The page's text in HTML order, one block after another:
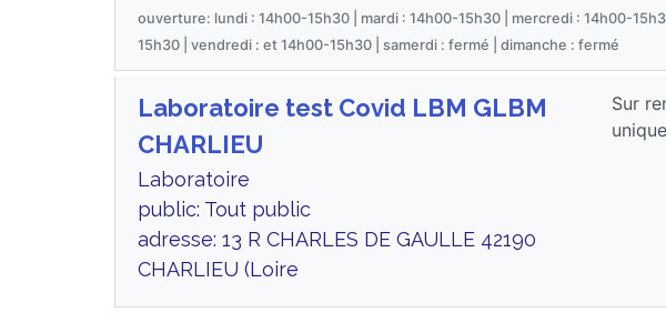
ouverture: lundi : 14h00-15h30 | mardi : 14h00-15h30 | mercredi : 14h00-
15h30 | vendredi : et 14h00-15h30 | samerdi : fermé | dimanche : fermé
Laboratoire test Covid LBM GLBM
CHARLIEU
Laboratoire
public: Tout public
adresse: 13 R CHARLES DE GAULLE 42190
CHARLIEU (Loire
Sur